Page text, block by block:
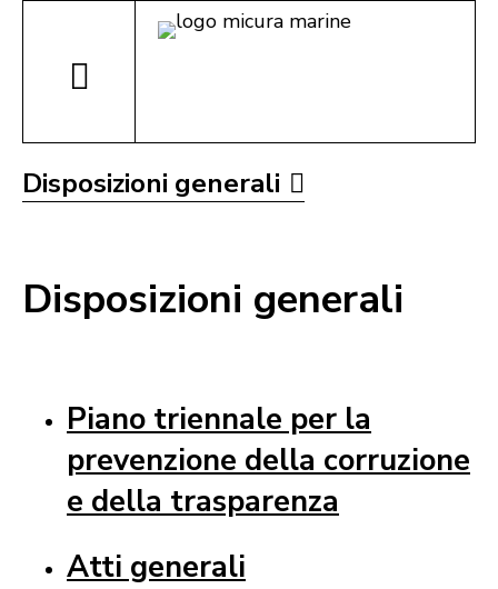
Disposizioni generali
Disposizioni generali
Piano triennale per la
prevenzione della corruzione
e della trasparenza
Atti generali